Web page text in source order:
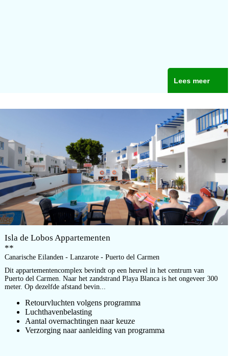
Lees meer
Isla de Lobos Appartementen
**
Canarische Eilanden - Lanzarote - Puerto del Carmen
Dit appartementencomplex bevindt op een heuvel in het centrum van
Puerto del Carmen. Naar het zandstrand Playa Blanca is het ongeveer 300
meter. Op dezelfde afstand bevin...
Retourvluchten volgens programma
Luchthavenbelasting
Aantal overnachtingen naar keuze
Verzorging naar aanleiding van programma